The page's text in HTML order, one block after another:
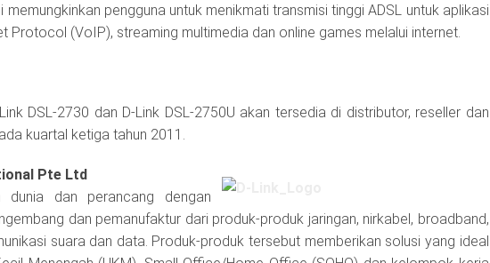
memungkinkan pengguna untuk menikmati transmisi tinggi ADSL untuk aplikasi
Protocol (VoIP), streaming multimedia dan online games melalui internet.
DSL-2730 dan D-Link DSL-2750U akan tersedia di distributor, reseller dan
kuartal ketiga tahun 2011.
Pte Ltd
dunia dan perancang dengan
dan pemanufaktur dari produk-produk jaringan, nirkabel, broadband,
suara dan data. Produk-produk tersebut memberikan solusi yang ideal